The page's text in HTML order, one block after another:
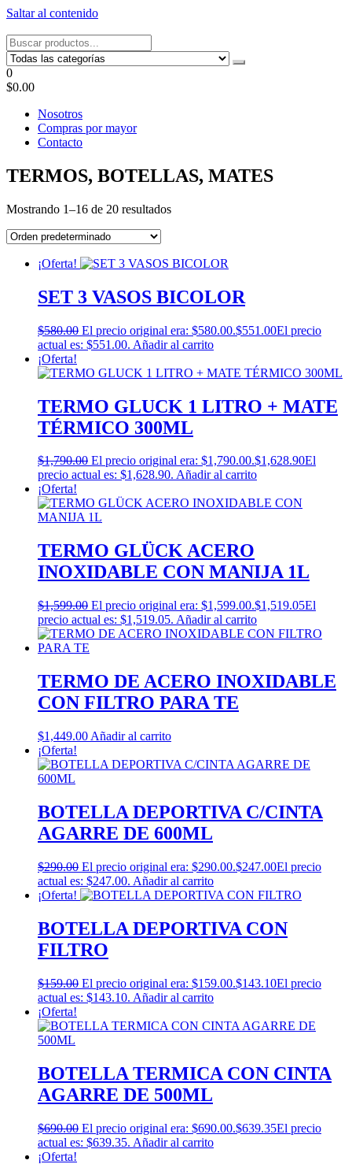
Saltar al contenido
Tel: 22087679 – Cel: 097 822122 – Joaquín Requena 2459
0
$0.00
Nosotros
Compras por mayor
Contacto
TERMOS, BOTELLAS, MATES
Mostrando 1–16 de 20 resultados
¡Oferta!
SET 3 VASOS BICOLOR
$580.00 El precio original era: $580.00.$551.00El precio
actual es: $551.00. Añadir al carrito
¡Oferta!
TERMO GLUCK 1 LITRO + MATE
TÉRMICO 300ML
$1,790.00 El precio original era: $1,790.00.$1,628.90El
precio actual es: $1,628.90. Añadir al carrito
¡Oferta!
TERMO GLÜCK ACERO
INOXIDABLE CON MANIJA 1L
$1,599.00 El precio original era: $1,599.00.$1,519.05El
precio actual es: $1,519.05. Añadir al carrito
TERMO DE ACERO INOXIDABLE
CON FILTRO PARA TE
$1,449.00 Añadir al carrito
¡Oferta!
BOTELLA DEPORTIVA C/CINTA
AGARRE DE 600ML
$290.00 El precio original era: $290.00.$247.00El precio
actual es: $247.00. Añadir al carrito
¡Oferta!
BOTELLA DEPORTIVA CON
FILTRO
$159.00 El precio original era: $159.00.$143.10El precio
actual es: $143.10. Añadir al carrito
¡Oferta!
BOTELLA TERMICA CON CINTA
AGARRE DE 500ML
$690.00 El precio original era: $690.00.$639.35El precio
actual es: $639.35. Añadir al carrito
¡Oferta!